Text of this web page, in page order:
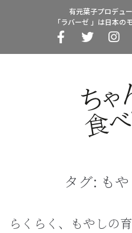
有元葉子プロデュ
「ラバーゼ 」は日本の
タグ: も
らくらく、もやしの